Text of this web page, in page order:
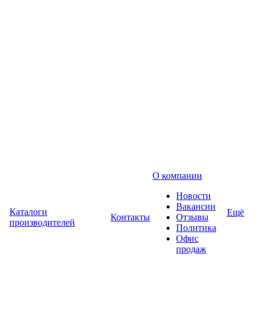
Каталоги
производителей
Контакты
О компании
Новости
Вакансии
Отзывы
Политика
Офис
продаж
Ещё